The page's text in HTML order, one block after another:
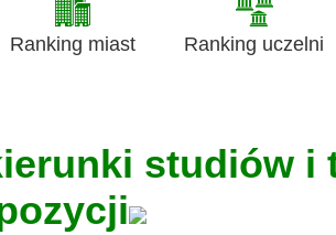
Ranking miast Ranking uczelni
studiów i